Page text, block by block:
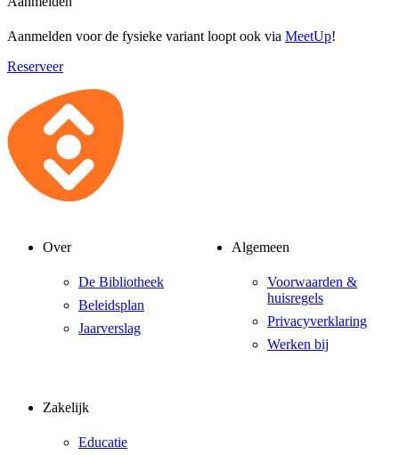
Aanmelden voor de fysieke variant loopt ook via MeetUp!
Reserveer
Over
De Bibliotheek
Beleidsplan
Jaarverslag
Algemeen
Voorwaarden &
huisregels
Privacyverklaring
Werken bij
Zakelijk
Educatie